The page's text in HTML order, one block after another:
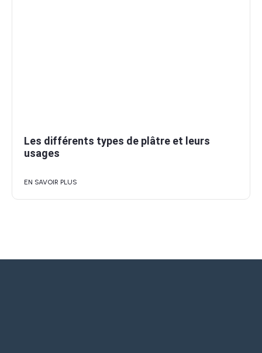
Les différents types de plâtre et leurs
usages
EN SAVOIR PLUS